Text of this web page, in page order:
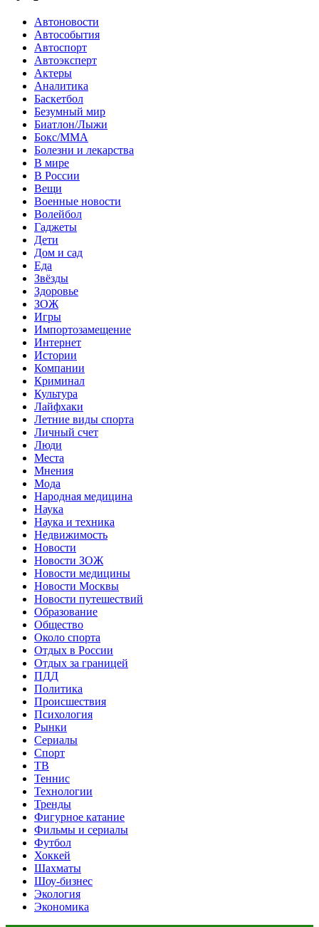
Автоновости
Автособытия
Автоспорт
Автоэксперт
Актеры
Аналитика
Баскетбол
Безумный мир
Биатлон/Лыжи
Бокс/MMA
Болезни и лекарства
В мире
В России
Вещи
Военные новости
Волейбол
Гаджеты
Дети
Дом и сад
Еда
Звёзды
Здоровье
ЗОЖ
Игры
Импортозамещение
Интернет
Истории
Компании
Криминал
Культура
Лайфхаки
Летние виды спорта
Личный счет
Люди
Места
Мнения
Мода
Народная медицина
Наука
Наука и техника
Недвижимость
Новости
Новости ЗОЖ
Новости медицины
Новости Москвы
Новости путешествий
Образование
Общество
Около спорта
Отдых в России
Отдых за границей
ПДД
Политика
Происшествия
Психология
Рынки
Сериалы
Спорт
ТВ
Теннис
Технологии
Тренды
Фигурное катание
Фильмы и сериалы
Футбол
Хоккей
Шахматы
Шоу-бизнес
Экология
Экономика